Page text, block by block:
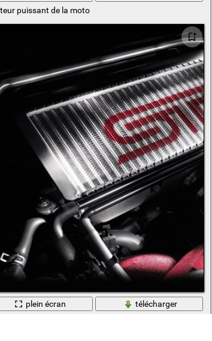
puissant de la moto
plein écran
télécharger